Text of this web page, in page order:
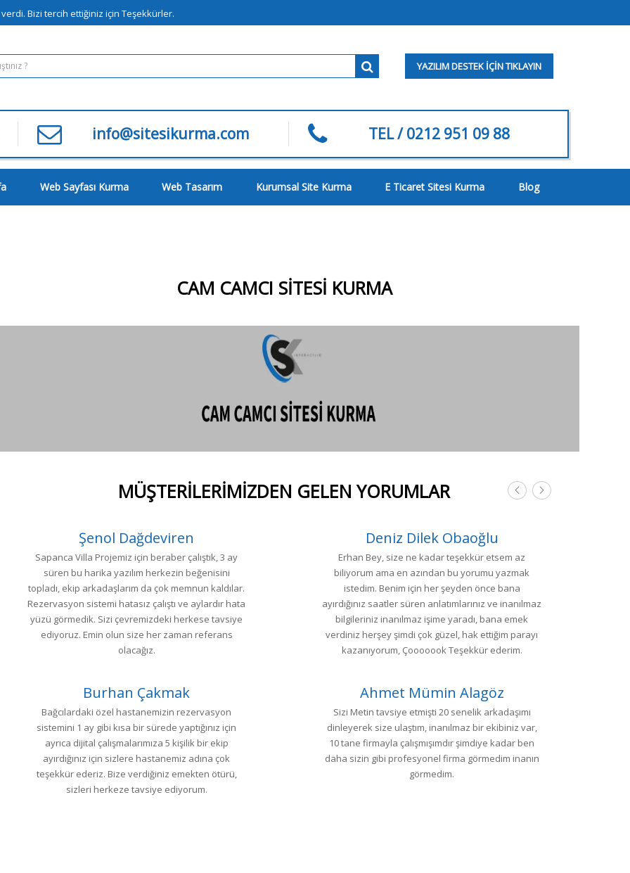
Bizi tercih ettiğiniz için Teşekkürler.
YAZILIM DESTEK İÇİN TIKLAYIN
info@sitesikurma.com TEL / 0212 951 09 88
Web Sayfası Kurma Web Tasarım Kurumsal Site Kurma E Ticaret Sitesi Kurma Blog
CAM CAMCI SITESI KURMA
MÜŞTERİLERİMİZDEN GELEN YORUMLAR
Şenol Dağdeviren
Sapanca Villa Projemiz için beraber çalıştık, 3 ay
süren bu harika yazılım herkezin beğenisini
topladı, ekip arkadaşlarım da çok memnun kaldılar.
Rezervasyon sistemi hatasız çalıştı ve aylardır hata
yüzü görmedik. Sizi çevremizdeki herkese tavsiye
ediyoruz. Emin olun size her zaman referans
olacağız.
Burhan Çakmak
Bağcılardaki özel hastanemizin rezervasyon
sistemini 1 ay gibi kısa bir sürede yaptığınız için
ayrıca dijital çalışmalarımıza 5 kişilik bir ekip
ayırdığınız için sizlere hastanemiz adına çok
teşekkür ederiz. Bize verdiğiniz emekten ötürü,
sizleri herkeze tavsiye ediyorum.
Deniz Dilek Obaoğlu
Erhan Bey, size ne kadar teşekkür etsem az
biliyorum ama en azından bu yorumu yazmak
istedim. Benim için her şeyden önce bana
ayırdığınız saatler süren anlatımlarınız ve inanılmaz
bilgileriniz inanılmaz işime yaradı, bana emek
verdiniz herşey şimdi çok güzel, hak ettiğim parayı
kazanıyorum, Çooooook Teşekkür ederim.
Ahmet Mümin Alagöz
Sizi Metin tavsiye etmişti 20 senelik arkadaşımı
dinleyerek size ulaştım, inanılmaz bir ekibiniz var,
10 tane firmayla çalışmışımdır şimdiye kadar ben
daha sizin gibi profesyonel firma görmedim inanın
görmedim.